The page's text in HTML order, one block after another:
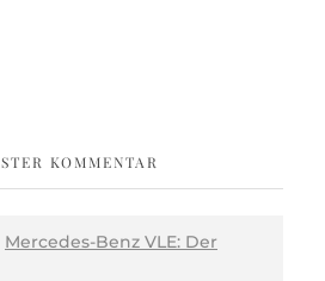
KOMMENTAR
Mercedes-Benz VLE: Der